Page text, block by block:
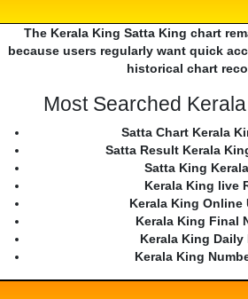
The Kerala King Satta King chart
because users regularly want quick
historical chart
Most Searched
Satta Chart Kerala
Satta Result Kerala
Satta King
Kerala King live
Kerala King Online
Kerala King Final
Kerala King Daily
Kerala King